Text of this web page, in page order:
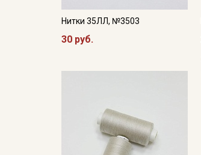
Нитки 35ЛЛ, №3503
30 руб.